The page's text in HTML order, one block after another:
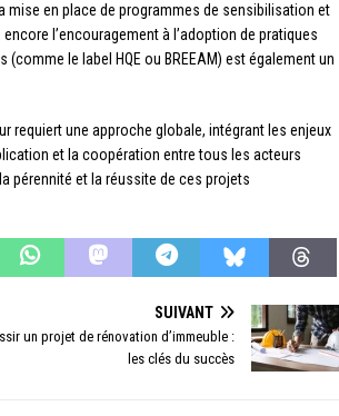
mise en place de programmes de sensibilisation et
l’encouragement à l’adoption de pratiques
le label HQE ou BREEAM) est également un
requiert une approche globale, intégrant les enjeux
et la coopération entre tous les acteurs
pérennité et la réussite de ces projets
SUIVANT
un projet de rénovation d’immeuble :
les clés du succès